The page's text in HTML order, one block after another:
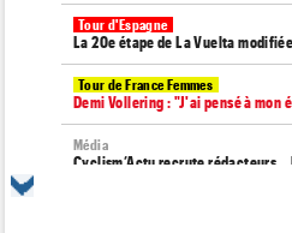
Tour d'Espagne
La 20e étape de La Vuelta
Tour de France Femmes
Demi Vollering : "J'ai pensé à mon
Média
Cyclism’Actu recrute